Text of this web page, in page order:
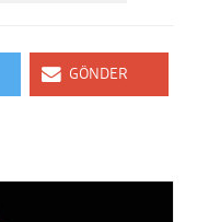
GÖNDER